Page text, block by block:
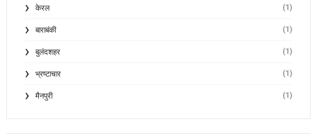
केरल (1)
बाराबंकी (1)
बुलंदशहर (1)
भ्रष्टाचार (1)
मैनपुरी (1)